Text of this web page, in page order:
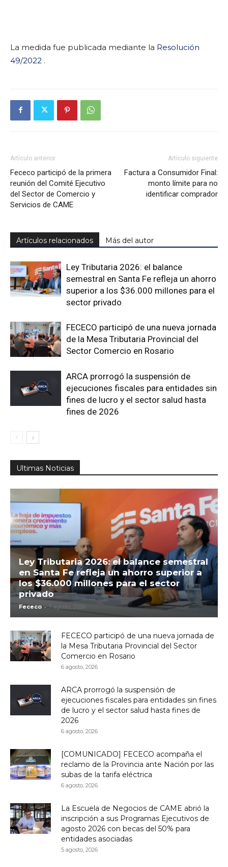
La medida fue publicada mediante la Resolución
49/2022 .
Artículo anterior
Fececo participó de la primera
reunión del Comité Ejecutivo
del Sector de Comercio y
Servicios de CAME
Artículo siguiente
Factura a Consumidor Final:
monto límite para no
identificar comprador
Artículos relacionados Más del autor
Ley Tributaria 2026: el balance
semestral en Santa Fe refleja un ahorro
superior a los $36.000 millones para el
sector privado
FECECO participó de una nueva jornada
de la Mesa Tributaria Provincial del
Sector Comercio en Rosario
ARCA prorrogó la suspensión de
ejecuciones fiscales para entidades sin
fines de lucro y el sector salud hasta
fines de 2026
Ultimas Noticias
Ley Tributaria 2026: el balance semestral
en Santa Fe refleja un ahorro superior a
los $36.000 millones para el sector
privado
Fececo - 7 agosto, 2026
FECECO participó de una nueva jornada de
la Mesa Tributaria Provincial del Sector
Comercio en Rosario
6 agosto, 2026
ARCA prorrogó la suspensión de
ejecuciones fiscales para entidades sin fines
de lucro y el sector salud hasta fines de
2026
6 agosto, 2026
[COMUNICADO] FECECO acompaña el
reclamo de la Provincia ante Nación por las
subas de la tarifa eléctrica
6 agosto, 2026
La Escuela de Negocios de CAME abrió la
inscripción a sus Programas Ejecutivos de
agosto 2026 con becas del 50% para
entidades asociadas
5 agosto, 2026